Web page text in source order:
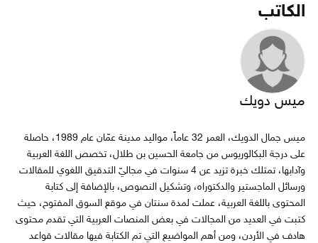
الكاتب
ميس دويك
ميس جمال الدويك، العمر 32 عاماً، مواليد مدينة عمّان عام 1989، حاصلة
على درجة البكالوريوس من جامعة الحسين بن طلال، تخصص اللغة العربية
وآدابها، تمتلك خبرة تزيد عن 4 سنوات في مجاليّ التدقيق اللغوي للمقالات
ورسائل الماجستير والدكتوراه، وتشكيل النصوص، بالإضافة إلى كتابة
المحتوى باللغة العربية، عملت لمدة سنتان في موقع السوق المفتوح، حيث
كتبت في العديد من المجالات في بعض المنصات العربية التي تقدم محتوى
هادف في الأردن، ومن أهم المواضيع التي تم الكتابة فيها مقالات قواعد